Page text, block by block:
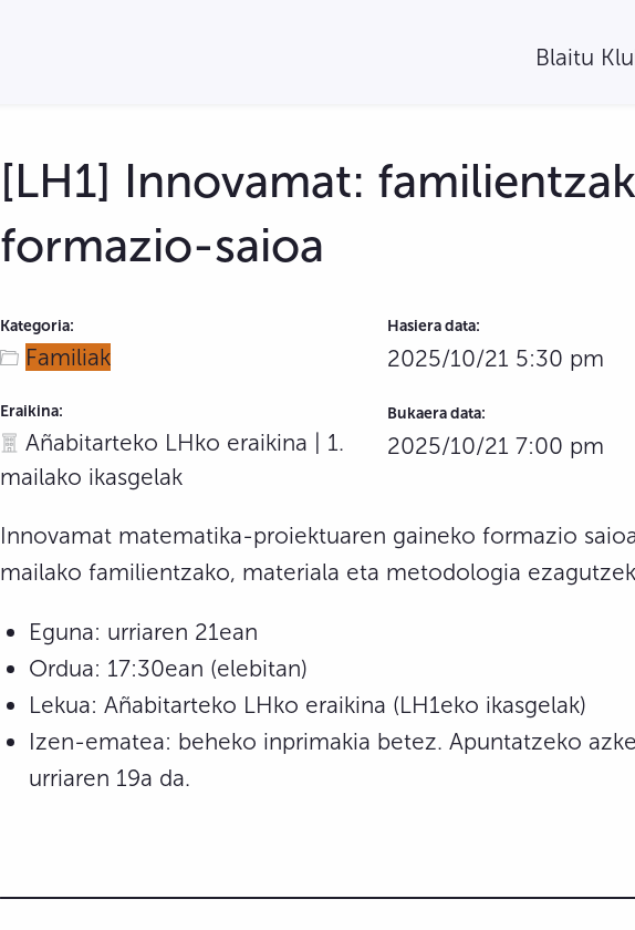
Blaitu
[LH1] Innovamat:
formazio-saioa
Kategoria:
Familiak
Eraikina:
Añabitarteko LHko eraikina | 1.
mailako ikasgelak
Hasiera data:
2025/10/21 5:30 pm
Bukaera data:
2025/10/21 7:00 pm
Innovamat matematika-proiektuaren gaineko formazio
mailako familientzako, materiala eta metodologia
Eguna: urriaren 21ean
Ordua: 17:30ean (elebitan)
Lekua: Añabitarteko LHko eraikina (LH1eko ikasgelak)
Izen-ematea: beheko inprimakia betez. Apuntatzeko
urriaren 19a da.